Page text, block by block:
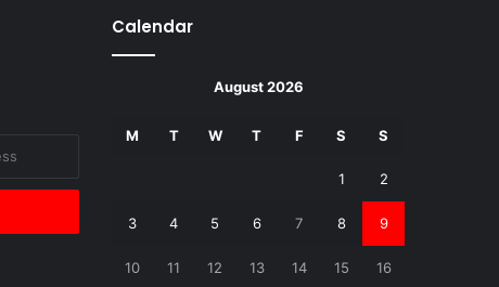
Calendar
August 2026
M T W T F S S
1 2
3 4 5 6 7 8 9
10 11 12 13 14 15 16